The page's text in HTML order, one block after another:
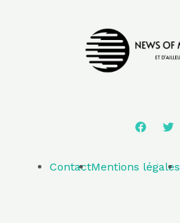
ContactMentions légales